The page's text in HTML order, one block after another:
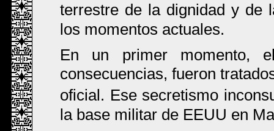
terrestre de la dignidad y de
los momentos actuales.
En un primer momento,
consecuencias, fueron
oficial. Ese secretismo
la base militar de EEUU en